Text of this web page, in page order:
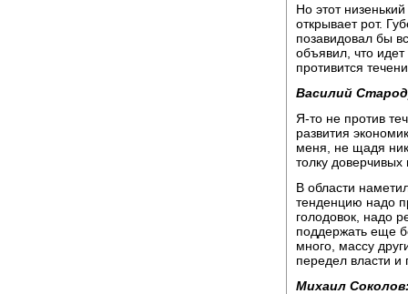
Но этот
открывает рот.
позавидовал бы
объявил, что
противится
Василий
Я-то не против
развития
меня, не щадя
толку доверчивых
В области
тенденцию надо
голодовок, надо
поддержать еще
много, массу
передел власти и
Михаил